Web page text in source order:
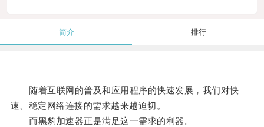
简介 排行
随着互联网的普及和应用程序的快速发展，我们对快
速、稳定网络连接的需求越来越迫切。
而黑豹加速器正是满足这一需求的利器。